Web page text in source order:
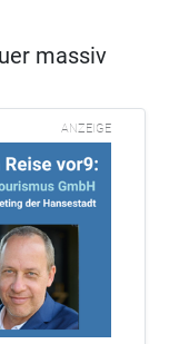
massiv
ANZEIGE